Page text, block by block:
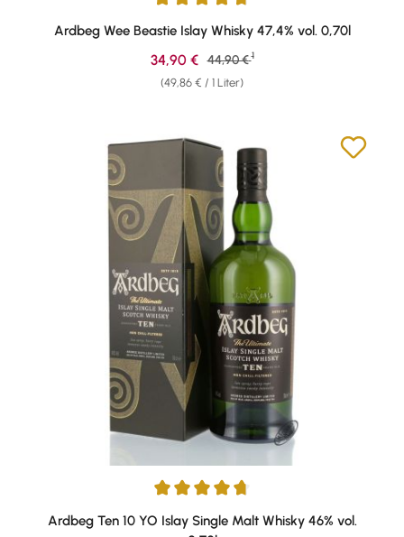
Durchschnittliche Bewertung von 4.75 von 5 Sternen
Ardbeg Wee Beastie Islay Whisky 47,4% vol. 0,70l
(49,86 € / 1 Liter)
Verkaufspreis:
34,90 € Regulärer Preis:
44,90 € 1
Durchschnittliche Bewertung von 4.87 von 5 Sternen
Ardbeg Ten 10 YO Islay Single Malt Whisky 46% vol.